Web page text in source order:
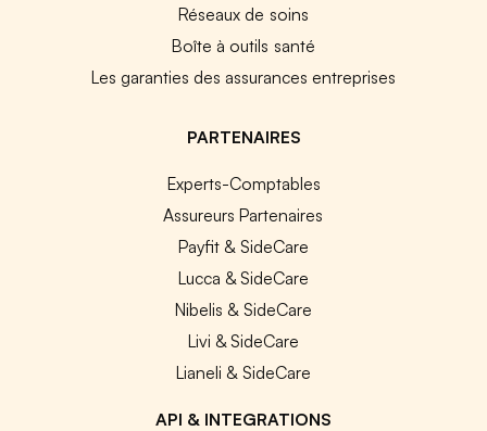
Réseaux de soins
Boîte à outils santé
Les garanties des assurances entreprises
PARTENAIRES
Experts-Comptables
Assureurs Partenaires
Payfit & SideCare
Lucca & SideCare
Nibelis & SideCare
Livi & SideCare
Lianeli & SideCare
API & INTEGRATIONS